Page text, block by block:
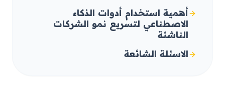
أهمية استخدام أدوات الذكاء
الاصطناعي لتسريع نمو الشركات
الناشئة
الاسئلة الشائعة